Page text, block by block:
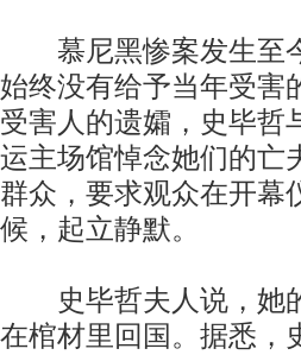
慕尼黑惨案发生至今
始终没有给予当年受害
受害人的遗孀，史毕哲
运主场馆悼念她们的亡
群众，要求观众在开幕
候，起立静默。
史毕哲夫人说，她的
在棺材里回国。据悉，